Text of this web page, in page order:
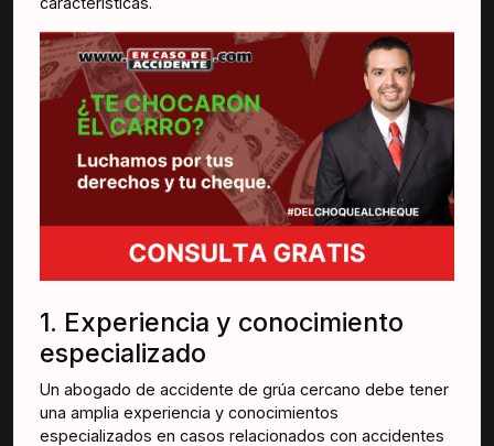
1. Experiencia y conocimiento
especializado
Un abogado de accidente de grúa cercano debe tener
una amplia experiencia y conocimientos
especializados en casos relacionados con accidentes